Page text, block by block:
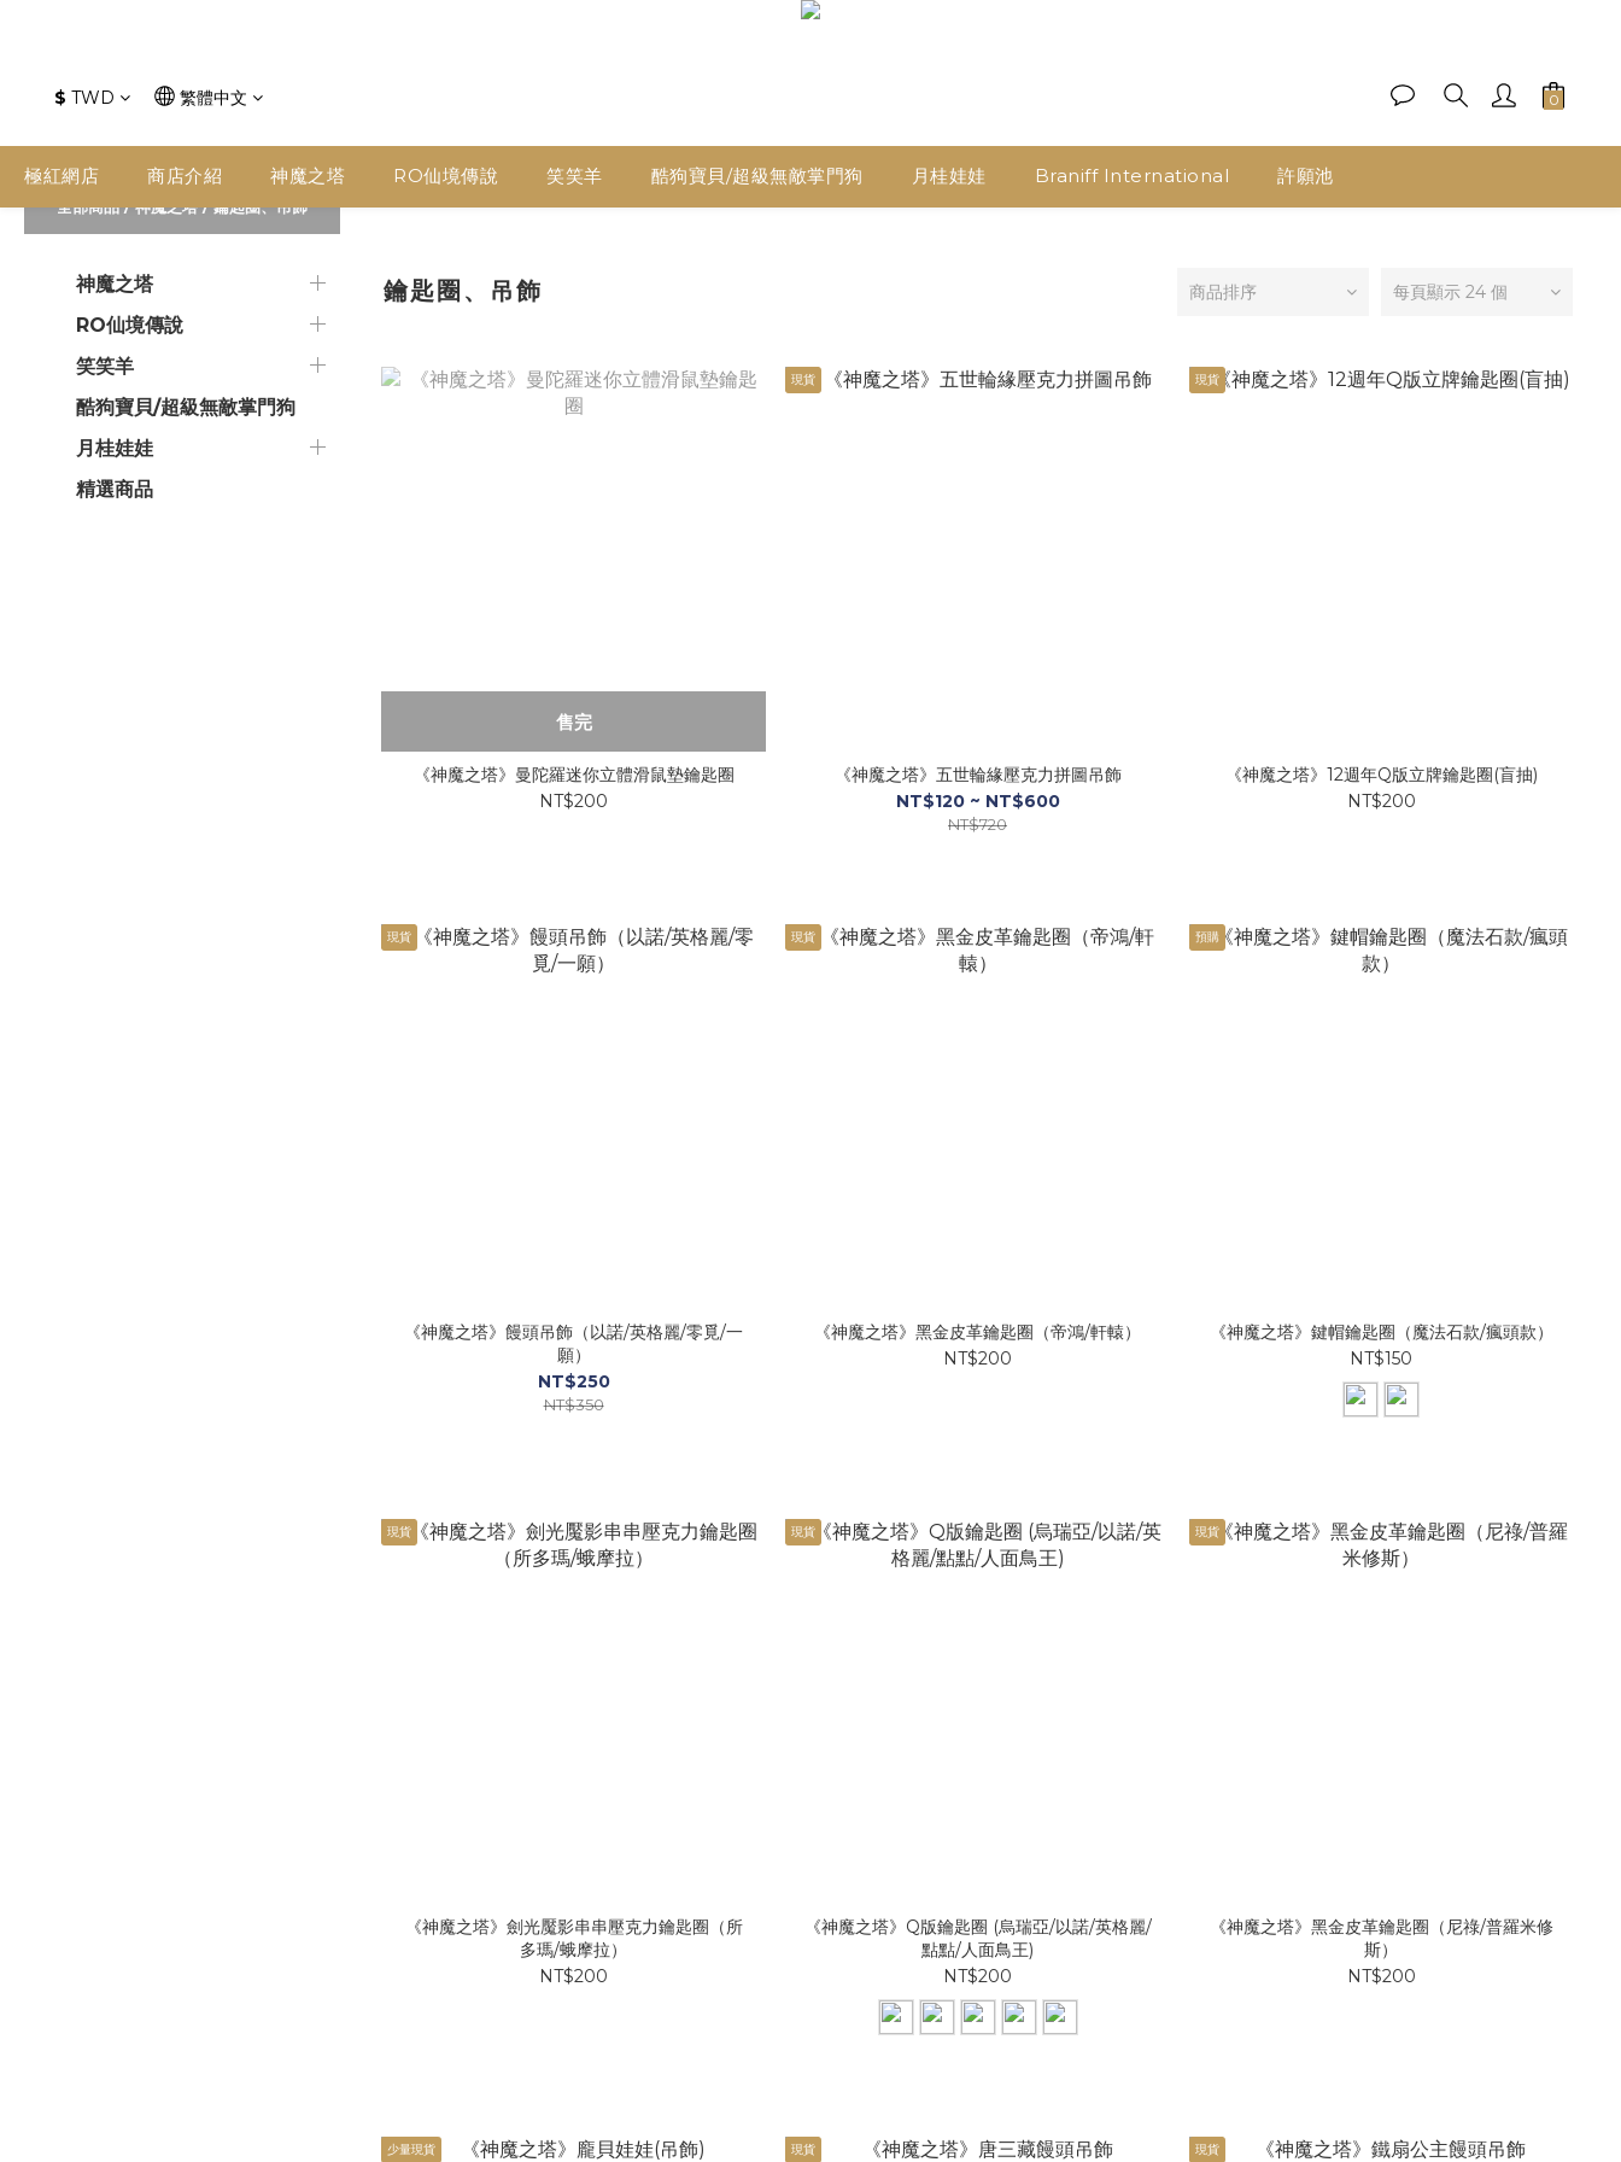
$ TWD 繁體中文
極紅網店 商店介紹 神魔之塔 RO仙境傳說 笑笑羊 酷狗寶貝/超級無敵掌門狗 月桂娃娃 Braniff International 許願池
全部商品/神魔之塔/鑰匙圈、吊飾
神魔之塔
RO仙境傳說
笑笑羊
酷狗寶貝/超級無敵掌門狗
月桂娃娃
精選商品
鑰匙圈、吊飾 商品排序 每頁顯示 24 個
售完
《神魔之塔》曼陀羅迷你立體滑鼠墊鑰匙圈
NT$200
現貨
《神魔之塔》五世輪緣壓克力拼圖吊飾
NT$120 ~ NT$600
NT$720
現貨
《神魔之塔》12週年Q版立牌鑰匙圈(盲抽)
NT$200
現貨
《神魔之塔》饅頭吊飾（以諾/英格麗/零覓/一
願）
NT$250
NT$350
現貨
《神魔之塔》黑金皮革鑰匙圈（帝鴻/軒轅）
NT$200
預購
《神魔之塔》鍵帽鑰匙圈（魔法石款/瘋頭款）
NT$150
現貨
《神魔之塔》劍光魘影串串壓克力鑰匙圈（所
多瑪/蛾摩拉）
NT$200
現貨
《神魔之塔》Q版鑰匙圈 (烏瑞亞/以諾/英格麗/
點點/人面鳥王)
NT$200
現貨
《神魔之塔》黑金皮革鑰匙圈（尼祿/普羅米修
斯）
NT$200
少量現貨 現貨 現貨